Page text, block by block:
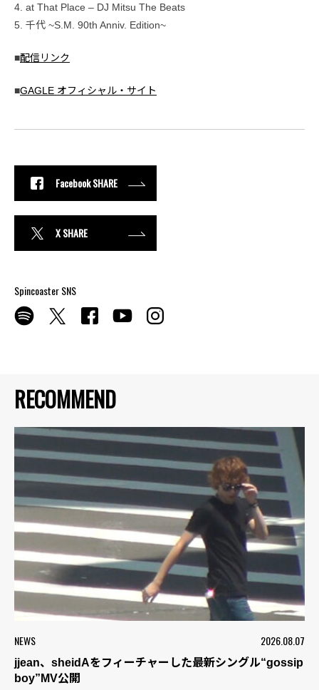
RECOMMEND
NEWS 2026.08.07
jjean、sheidAをフィーチャーした最新シングル“gossip
boy”MV公開
4. at That Place – DJ Mitsu The Beats
5. 千代 ~S.M. 90th Anniv. Edition~
■配信リンク
■GAGLE オフィシャル・サイト
Facebook SHARE
X SHARE
Spincoaster SNS